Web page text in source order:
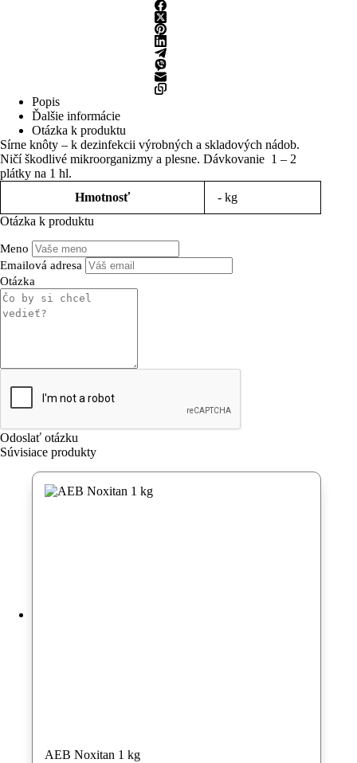
Popis
Ďalšie informácie
Otázka k produktu
Sírne knôty – k dezinfekcii výrobných a skladových nádob.
Ničí škodlivé mikroorganizmy a plesne. Dávkovanie 1 – 2
plátky na 1 hl.
Hmotnosť
- kg
Otázka k produktu
Meno
Emailová adresa
Otázka
Súvisiace produkty
AEB Noxitan 1 kg